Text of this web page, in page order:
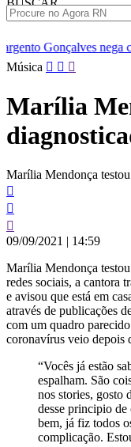
BUSCAR
compra de lideranças
Pular
conteúdo
Música
Marília
Marília Mendonça
09/09/2021 | 14:59
Marília Mendonça
redes sociais, a cantora
e avisou que está em
através de publicações
com um quadro
coronavírus veio depois
“Vocês já estão
espalham. São
nos stories, gosto
desse principio de
bem, já fiz todos
complicação.